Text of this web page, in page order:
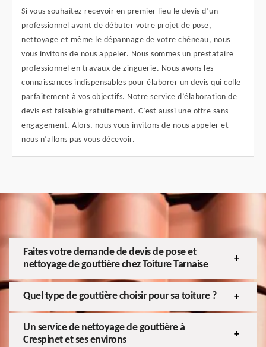
Si vous souhaitez recevoir en premier lieu le devis d’un
professionnel avant de débuter votre projet de pose,
nettoyage et même le dépannage de votre chéneau, nous
vous invitons de nous appeler. Nous sommes un prestataire
professionnel en travaux de zinguerie. Nous avons les
connaissances indispensables pour élaborer un devis qui colle
parfaitement à vos objectifs. Notre service d’élaboration de
devis est faisable gratuitement. C’est aussi une offre sans
engagement. Alors, nous vous invitons de nous appeler et
nous n’allons pas vous décevoir.
Faites votre demande de devis de pose et
nettoyage de gouttière chez Toiture Tarnaise
Quel type de gouttière choisir pour sa toiture ?
Un service de nettoyage de gouttière à
Crespinet et ses environs